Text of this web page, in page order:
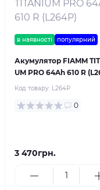
в наявності популярний
Акумулятор FIAMM
UM PRO 64Ah 610 R
Код товару: L264P
0
3 470грн.